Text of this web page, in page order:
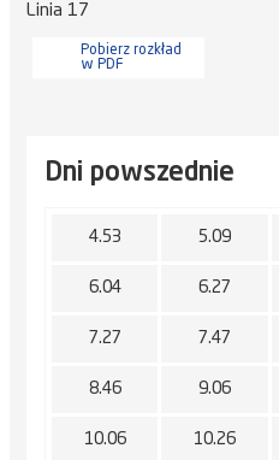
Linia 17
Pobierz rozkład
w PDF
Dni powszednie
4.53 5.09
6.04 6.27
7.27 7.47
8.46 9.06
10.06 10.26